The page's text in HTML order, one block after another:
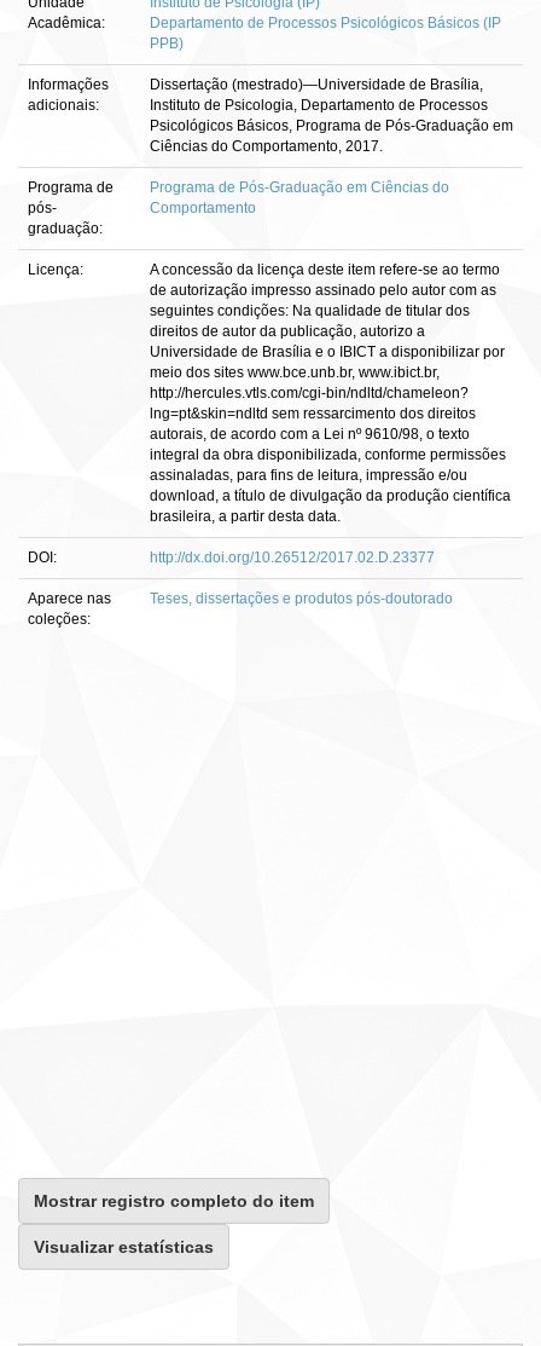
Acadêmica:
Departamento de Processos Psicológicos Básicos (IP
PPB)
Informações
adicionais:
Dissertação (mestrado)—Universidade de Brasília,
Instituto de Psicologia, Departamento de Processos
Psicológicos Básicos, Programa de Pós-Graduação em
Ciências do Comportamento, 2017.
Programa de
pós-
graduação:
Programa de Pós-Graduação em Ciências do
Comportamento
Licença:
A concessão da licença deste item refere-se ao termo
de autorização impresso assinado pelo autor com as
seguintes condições: Na qualidade de titular dos
direitos de autor da publicação, autorizo a
Universidade de Brasília e o IBICT a disponibilizar por
meio dos sites www.bce.unb.br, www.ibict.br,
http://hercules.vtls.com/cgi-bin/ndltd/chameleon?
lng=pt&skin=ndltd sem ressarcimento dos direitos
autorais, de acordo com a Lei nº 9610/98, o texto
integral da obra disponibilizada, conforme permissões
assinaladas, para fins de leitura, impressão e/ou
download, a título de divulgação da produção científica
brasileira, a partir desta data.
DOI: http://dx.doi.org/10.26512/2017.02.D.23377
Aparece nas
coleções:
Teses, dissertações e produtos pós-doutorado
Mostrar registro completo do item
Visualizar estatísticas